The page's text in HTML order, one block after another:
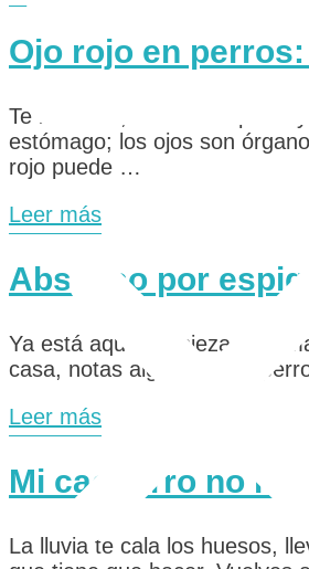
Ojo rojo en
Te levantas, miras a tu perro
estómago; los ojos son
rojo puede …
Leer más
Absceso por
Ya está aquí. Empieza la
casa, notas algo raro. Tu
Leer más
Mi cachorro no
La lluvia te cala los huesos,